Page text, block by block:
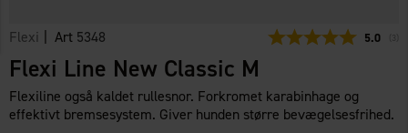
Flexi | Art 5348 5.0
Flexi Line New Classic M
Flexiline også kaldet rullesnor. Forkromet karabinhage og
effektivt bremsesystem. Giver hunden større bevægelsesfrihed.